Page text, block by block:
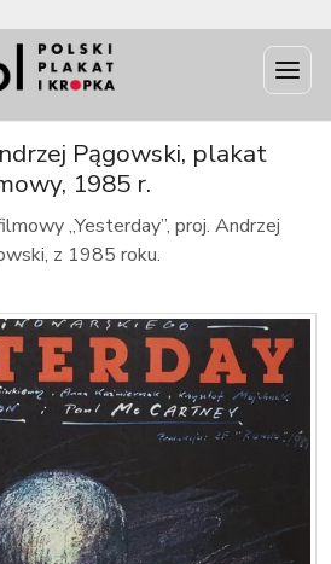
Pągowski, plakat
1985 r.
„Yesterday”, proj. Andrzej
z 1985 roku.